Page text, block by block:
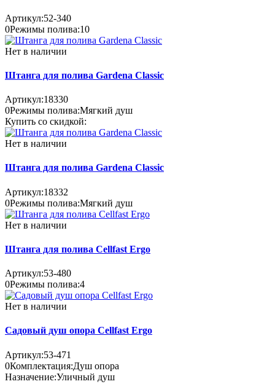
Артикул:52-340
0Режимы полива:10
Нет в наличии
Штанга для полива Gardena Classic
Артикул:18330
0Режимы полива:Мягкий душ
Купить со скидкой:
Нет в наличии
Штанга для полива Gardena Classic
Артикул:18332
0Режимы полива:Мягкий душ
Нет в наличии
Штанга для полива Cellfast Ergo
Артикул:53-480
0Режимы полива:4
Нет в наличии
Садовый душ опора Cellfast Ergo
Артикул:53-471
0Комплектация:Душ опора
Назначение:Уличный душ